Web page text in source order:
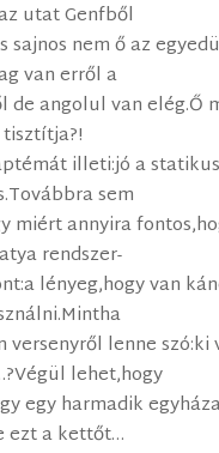
utat Genfből
sajnos nem ő az
van erről a
de angolul van elég.Ő
illeti:jó a
sem
miért annyira
rendszer-
lényeg,hogy van
versenyről lenne szó:ki
lehet,hogy
egy harmadik
ezt a kettőt…